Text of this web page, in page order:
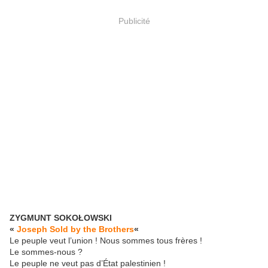
Publicité
ZYGMUNT SOKOŁOWSKI
« Joseph Sold by the Brothers«
Le peuple veut l’union ! Nous sommes tous frères !
Le sommes-nous ?
Le peuple ne veut pas d’État palestinien !